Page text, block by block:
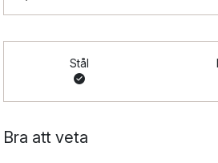
Stål
Bra att veta